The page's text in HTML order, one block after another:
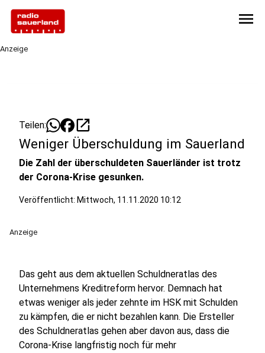
menu
Anzeige
Teilen: open_in_new
Weniger Überschuldung im Sauerland
Die Zahl der überschuldeten Sauerländer ist trotz
der Corona-Krise gesunken.
Veröffentlicht: Mittwoch, 11.11.2020 10:12
Anzeige
Das geht aus dem aktuellen Schuldneratlas des
Unternehmens Kreditreform hervor. Demnach hat
etwas weniger als jeder zehnte im HSK mit Schulden
zu kämpfen, die er nicht bezahlen kann. Die Ersteller
des Schuldneratlas gehen aber davon aus, dass die
Corona-Krise langfristig noch für mehr